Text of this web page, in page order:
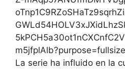
La serie ha influido en la